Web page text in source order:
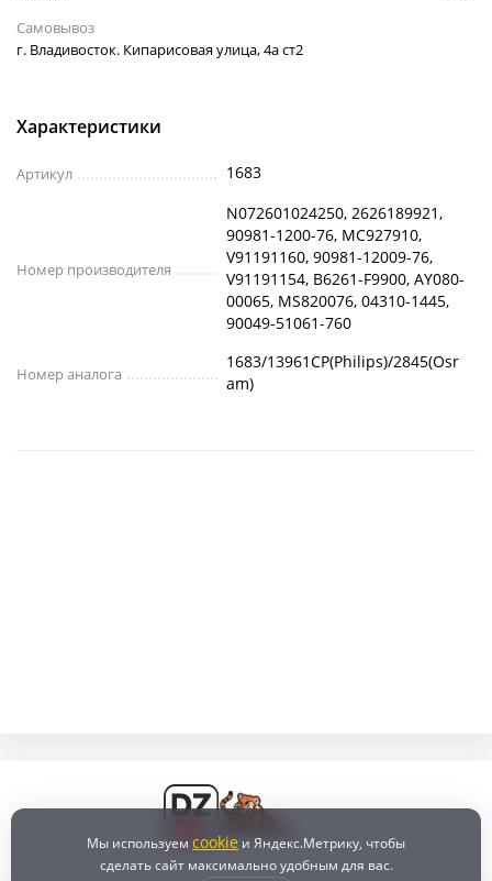
Самовывоз
г. Владивосток. Кипарисовая улица, 4а ст2
Характеристики
Артикул 1683
Номер производителя
N072601024250, 2626189921,
90981-1200-76, MC927910,
V91191160, 90981-12009-76,
V91191154, B6261-F9900, AY080-
00065, MS820076, 04310-1445,
90049-51061-760
Номер аналога
1683/13961CP(Philips)/2845(Osr
am)
Мы используем cookie и Яндекс.Метрику, чтобы
сделать сайт максимально удобным для вас.